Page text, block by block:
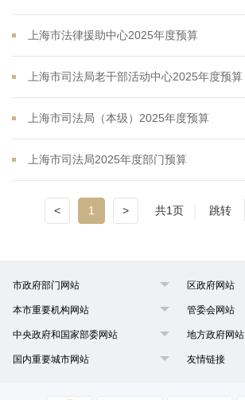
上海市法律援助中心2025年度预算
上海市司法局老干部活动中心2025年度预算
上海市司法局（本级）2025年度预算
上海市司法局2025年度部门预算
< 1 > 共1页 跳转
市政府部门网站 区政府网站
本市重要机构网站 管委会网站
中央政府和国家部委网站 地方政府网站
国内重要城市网站 友情链接